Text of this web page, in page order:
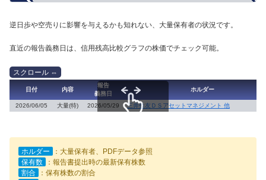
逆日歩や空売りに影響を与えるかも知れない、大量保有者の状況です。
直近の報告義務日は、信用残高比較グラフの株価でチェック可能。
日付 内容
報告
義務日
ホルダー
2026/06/05 大量(特) 2026/05/29 三井住友ＤＳアセットマネジメント 他
ホルダー
：大量保有者、PDFデータ参照
保有数
：報告書提出時の最新保有株数
割合
：保有株数の割合